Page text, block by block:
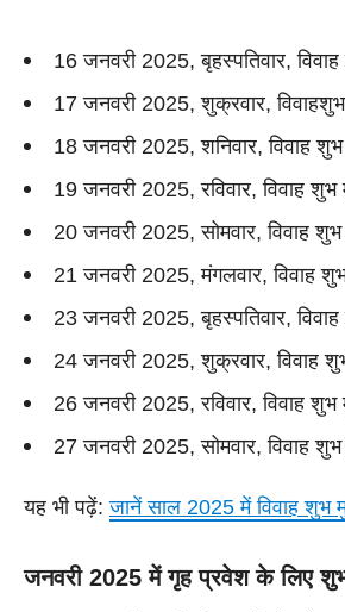
16 जनवरी 2025, बृहस्पतिवार,
17 जनवरी 2025, शुक्रवार,
18 जनवरी 2025, शनिवार, विवाह
19 जनवरी 2025, रविवार, विवाह
20 जनवरी 2025, सोमवार, विवाह
21 जनवरी 2025, मंगलवार, विवाह
23 जनवरी 2025, बृहस्पतिवार,
24 जनवरी 2025, शुक्रवार, विवाह
26 जनवरी 2025, रविवार, विवाह
27 जनवरी 2025, सोमवार, विवाह
यह भी पढ़ें:जानें साल 2025 में विवाह शुभ
जनवरी 2025 में गृह प्रवेश के लिए